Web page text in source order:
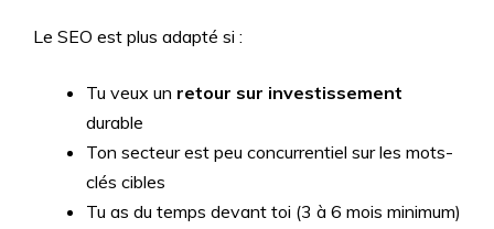
Le SEO est plus adapté si :
Tu veux un retour sur investissement
durable
Ton secteur est peu concurrentiel sur les mots-
clés cibles
Tu as du temps devant toi (3 à 6 mois minimum)